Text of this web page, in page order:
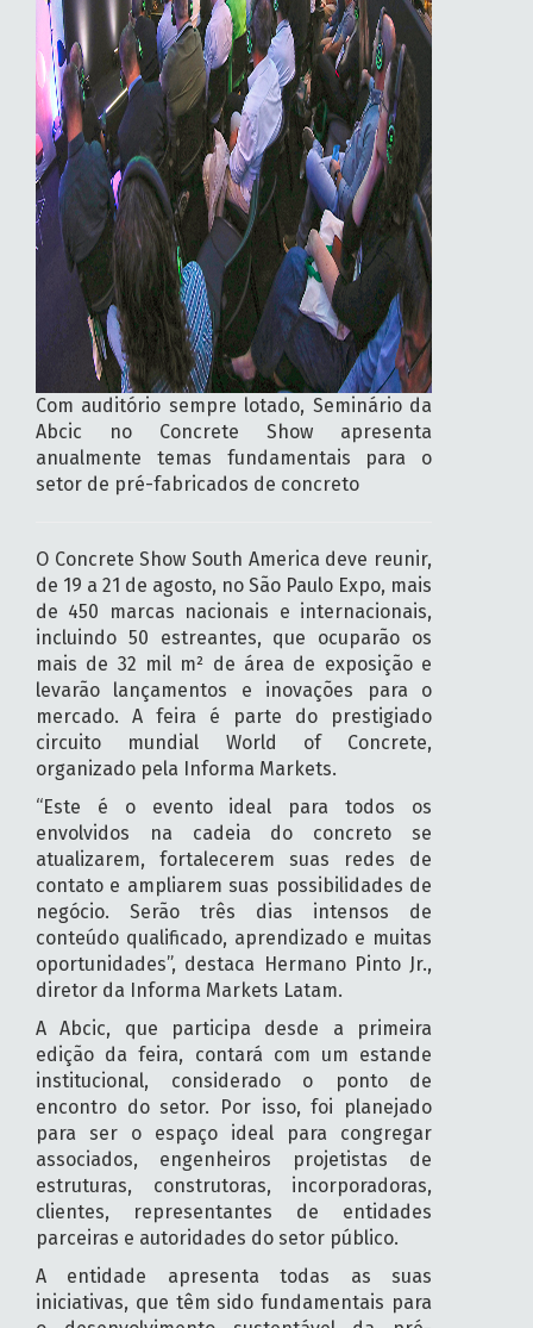
Com auditório sempre lotado, Seminário da
Abcic no Concrete Show apresenta
anualmente temas fundamentais para o
setor de pré-fabricados de concreto
O Concrete Show South America deve reunir,
de 19 a 21 de agosto, no São Paulo Expo, mais
de 450 marcas nacionais e internacionais,
incluindo 50 estreantes, que ocuparão os
mais de 32 mil m² de área de exposição e
levarão lançamentos e inovações para o
mercado. A feira é parte do prestigiado
circuito mundial World of Concrete,
organizado pela Informa Markets.
“Este é o evento ideal para todos os
envolvidos na cadeia do concreto se
atualizarem, fortalecerem suas redes de
contato e ampliarem suas possibilidades de
negócio. Serão três dias intensos de
conteúdo qualificado, aprendizado e muitas
oportunidades”, destaca Hermano Pinto Jr.,
diretor da Informa Markets Latam.
A Abcic, que participa desde a primeira
edição da feira, contará com um estande
institucional, considerado o ponto de
encontro do setor. Por isso, foi planejado
para ser o espaço ideal para congregar
associados, engenheiros projetistas de
estruturas, construtoras, incorporadoras,
clientes, representantes de entidades
parceiras e autoridades do setor público.
A entidade apresenta todas as suas
iniciativas, que têm sido fundamentais para